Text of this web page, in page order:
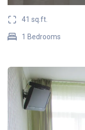
41 sq.ft.
1 Bedrooms